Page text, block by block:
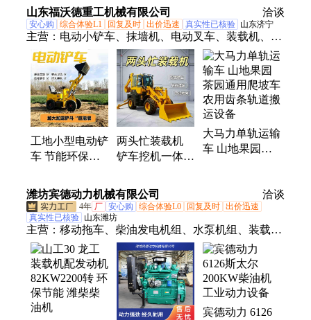
砖厂产能提升
山东福沃德重工机械有限公司 洽谈
安心购 综合体验L1 回复及时 出价迅速 真实性已核验 山东济宁
主营： 电动小铲车、抹墙机、电动叉车、装载机、玻
璃吸盘吊、单轨运输车、履带割草机、履带拖拉机、
轮式拖拉机、玻璃吸盘车、越野叉车
工地小型电动铲
车 节能环保装
厂新能源装载车
两头忙装载机
铲车挖机一体机
掘装载车
大马力单轨运输
车 山地果园茶
潍坊宾德动力机械有限公司 洽谈
4年 厂 安心购 综合体验L0 回复及时 出价迅速
真实性已核验 山东潍坊
主营： 移动拖车、柴油发电机组、水泵机组、装载机
柴油机、柴油机、静音发电机组、燃气发电机组、潍
柴发动机、玉柴柴油机、上柴柴油机、康明斯发动
机、康明斯柴油发电机组、4102柴油机、55马力柴油
机、潍柴燃气发电机组、康明斯燃气柴油发电机组、
玉柴燃气发电机组、船用柴油机
宾德动力 6126